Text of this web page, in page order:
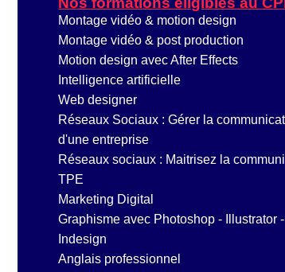
Montage vidéo & motion design
Montage vidéo & post production
Motion design avec After Effects
Intelligence artificielle
Web designer
Réseaux Sociaux : Gérer la
d'une entreprise
Réseaux sociaux : Maitrisez la
TPE
Marketing Digital
Graphisme avec Photoshop - Illustrator
Indesign
Anglais professionnel